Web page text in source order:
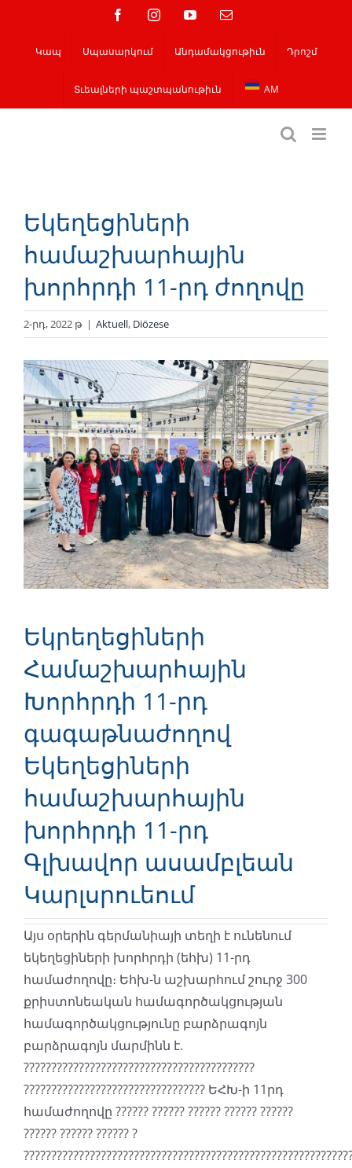
content
ՖեյսբուքInstagramYouTubeEmail
Կապ Սպասարկում Անդամակցութիւն Դրոշմ
Տւեալների պաշտպանութիւն AM
Եկեղեցիների
համաշխարհային
խորհրդի 11-րդ ժողովը
2-րդ, 2022 թ | Aktuell, Diözese
Դիտել
ավելի
մեծ
պատկեր
Եկրեղեցիների
Համաշխարհային
Խորհրդի 11-րդ
գագաթնաժողով
Եկեղեցիների
համաշխարհային
խորհրդի 11-րդ
Գլխավոր ասամբլեան
Կարլսրուեում
Այս օրերին գերմանիայի տեղի է ունենում
եկեղեցիների խորհրդի (եհխ) 11-րդ
համաժողովը։ Եհխ-ն աշխարհում շուրջ 300
քրիստոնեական համագործակցության
համագործակցությունը բարձրագոյն
բարձրագոյն մարմինն է.
??????????????????????????????????????????
????????????????????????????????? ԵՀԽ-ի 11րդ
համաժողովը ?????? ?????? ?????? ?????? ??????
?????? ?????? ?????? ?